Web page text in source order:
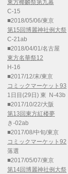
東方椰麟祭第九幕
C-15
■2018/05/06/東京
第15回博麗神社例大祭
C-21ab
■2018/04/01/名古屋
東方名華祭12
H-16
■2017/12/末/東京
コミックマーケット93
1日目(29日) 東 N-43b
■2017/10/22/大阪
第13回東方紅楼夢
き-02ab
■2017/08/中旬/東京
コミックマーケット92
落選
■2017/05/07/東京
第14回博麗神社例大祭